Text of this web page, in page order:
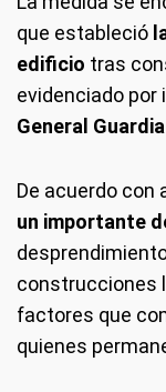
que estableció
edificio tras
evidenciado por
General
De acuerdo con
un importante
construcciones
factores que
quienes